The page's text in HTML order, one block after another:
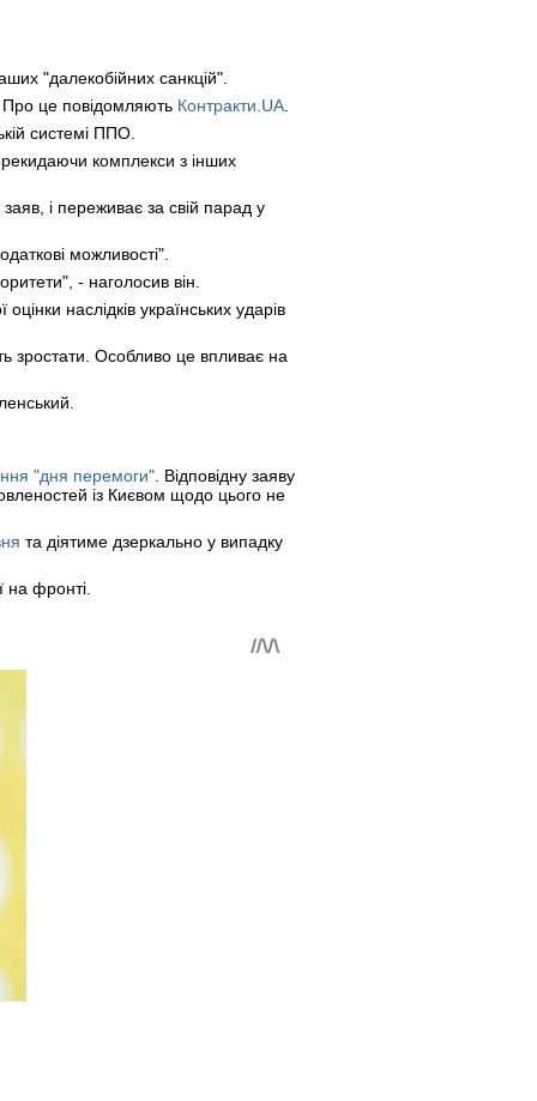
"далекобійних санкцій".
це повідомляють Контракти.UA
системі ППО.
комплекси з інших
і переживає за свій парад у
можливості".
- наголосив він.
наслідків українських ударів
зростати. Особливо це впливає на
"дня перемоги" . Відповідну заяву
із Києвом щодо цього не
та діятиме дзеркально у випадку
на фронті.